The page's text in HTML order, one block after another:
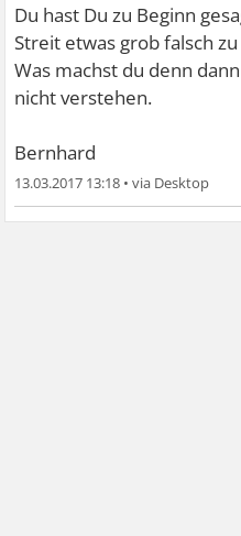
Du hast Du zu Beginn
Streit etwas grob falsch
Was machst du denn
nicht verstehen.
Bernhard
13.03.2017 13:18 •